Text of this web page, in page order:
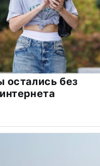
остались без